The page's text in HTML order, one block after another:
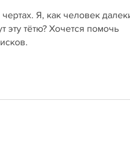
Я, как человек
эту тётю? Хочется помочь